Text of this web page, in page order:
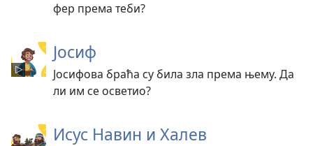
фер према теби?
Јосиф
Јосифова браћа су била зла према њему. Да
ли им се осветио?
Исус Навин и Халев